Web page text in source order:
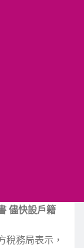
儘快設戶籍
稅務局表示，